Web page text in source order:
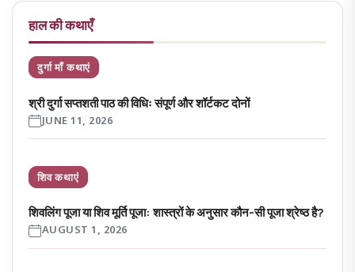
हाल की कथाएँ
दुर्गा माँ कथाएं
श्री दुर्गा सप्तशती पाठ की विधिः संपूर्ण और शॉर्टकट दोनों
JUNE 11, 2026
शिव कथाएं
शिवलिंग पूजा या शिव मूर्ति पूजा: शास्त्रों के अनुसार कौन-सी पूजा श्रेष्ठ है?
AUGUST 1, 2026